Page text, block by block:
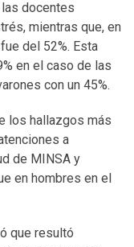
docentes
mientras que, en
del 52%. Esta
en el caso de las
con un 45%.
los hallazgos más
a
de MINSA y
en hombres en el
que resultó